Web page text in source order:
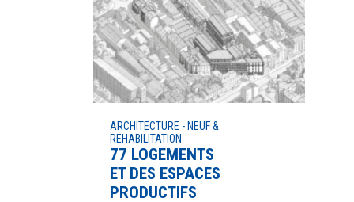
ARCHITECTURE - NEUF &
REHABILITATION
77 LOGEMENTS
ET DES ESPACES
PRODUCTIFS